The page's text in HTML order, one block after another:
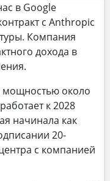
в Google
с Anthropic
Компания
дохода в
мощностью около
к 2028
начинала как
20-
с компанией